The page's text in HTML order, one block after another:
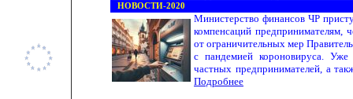
НОВОСТИ-2020
Министерство финансов ЧР
компенсаций предпринимателям,
от ограничительных мер
с пандемией короновируса.
частных предпринимателей, а
Подробнее